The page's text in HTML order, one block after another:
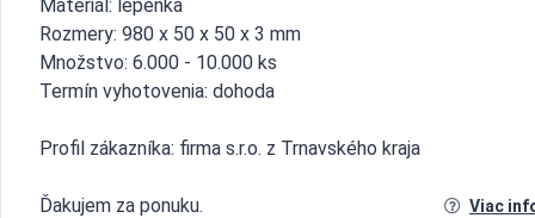
Materiál: lepenka
Rozmery: 980 x 50 x 50 x 3 mm
Množstvo: 6.000 - 10.000 ks
Termín vyhotovenia: dohoda
Profil zákazníka: firma s.r.o. z Trnavského kraja
Ďakujem za ponuku. Viac